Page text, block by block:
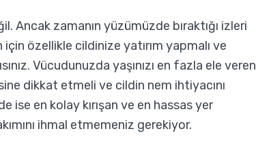
Ancak zamanın yüzümüzde bıraktığı izleri
özellikle cildinize yatırım yapmalı ve
Vücudunuzda yaşınızı en fazla ele veren
dikkat etmeli ve cildin nem ihtiyacını
ise en kolay kırışan ve en hassas yer
ihmal etmemeniz gerekiyor.